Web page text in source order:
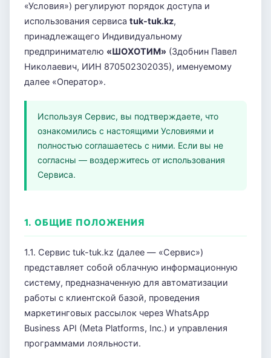
«Условия») регулируют порядок доступа и
использования сервиса tuk-tuk.kz,
принадлежащего Индивидуальному
предпринимателю «ШОХОТИМ» (Здобнин Павел
Николаевич, ИИН 870502302035), именуемому
далее «Оператор».
Используя Сервис, вы подтверждаете, что
ознакомились с настоящими Условиями и
полностью соглашаетесь с ними. Если вы не
согласны — воздержитесь от использования
Сервиса.
1. ОБЩИЕ ПОЛОЖЕНИЯ
1.1. Сервис tuk-tuk.kz (далее — «Сервис»)
представляет собой облачную информационную
систему, предназначенную для автоматизации
работы с клиентской базой, проведения
маркетинговых рассылок через WhatsApp
Business API (Meta Platforms, Inc.) и управления
программами лояльности.